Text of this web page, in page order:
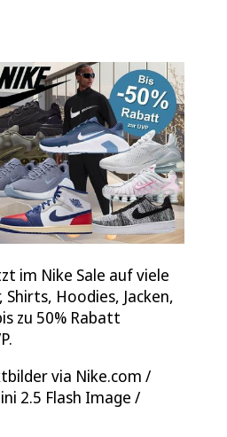
im Nike Sale auf viele
Shirts, Hoodies, Jacken,
zu 50% Rabatt
via Nike.com /
2.5 Flash Image /